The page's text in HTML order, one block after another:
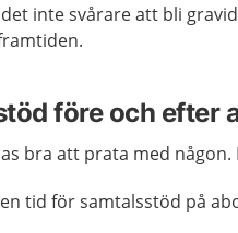
inte svårare att bli
före och efter
bra att prata med
tid för samtalsstöd på